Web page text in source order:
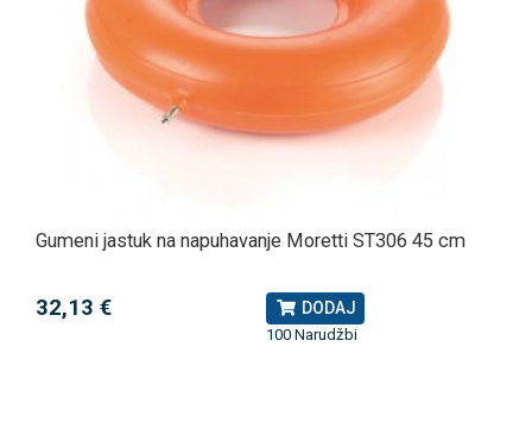
Gumeni jastuk na napuhavanje Moretti ST306 45 cm
32,13 € DODAJ
100 Narudžbi